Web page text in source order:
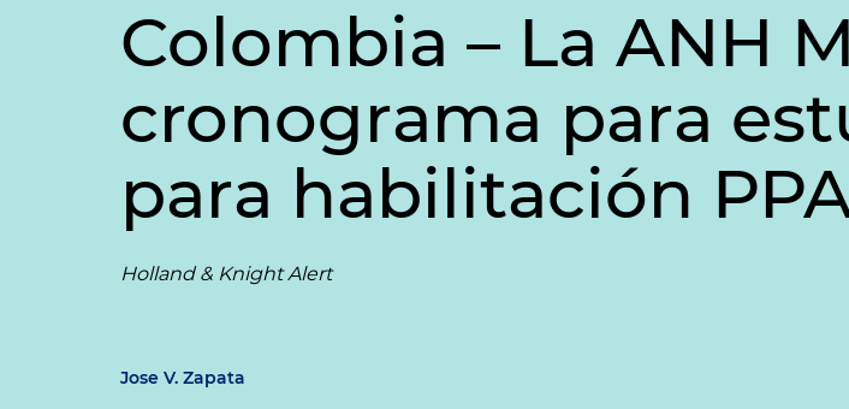
Colombia – La ANH
cronograma para
para habilitación
Holland & Knight Alert
Jose V. Zapata